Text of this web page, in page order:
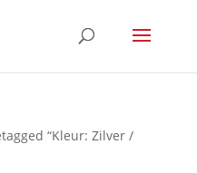
“Kleur: Zilver /